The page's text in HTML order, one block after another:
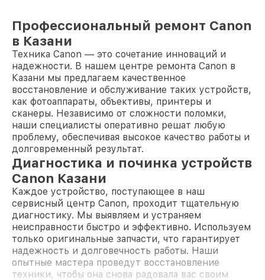
Профессиональный ремонт Canon
в Казани
Техника Canon — это сочетание инноваций и
надежности. В нашем центре ремонта Canon в
Казани мы предлагаем качественное
восстановление и обслуживание таких устройств,
как фотоаппараты, объективы, принтеры и
сканеры. Независимо от сложности поломки,
наши специалисты оперативно решат любую
проблему, обеспечивая высокое качество работы и
долговременный результат.
Диагностика и починка устройств
Canon Казани
Каждое устройство, поступающее в наш
сервисный центр Canon, проходит тщательную
диагностику. Мы выявляем и устраняем
неисправности быстро и эффективно. Используем
только оригинальные запчасти, что гарантирует
надежность и долговечность работы. Наши
опытные мастера проведут восстановление
техники, чтобы она снова радовала вас своим